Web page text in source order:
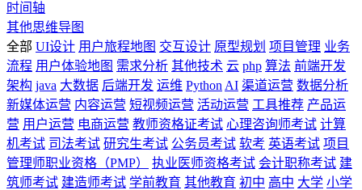
时间轴
其他思维导图
全部 UI设计 用户旅程地图 交互设计 原型规划 项目管理 业务
流程 用户体验地图 需求分析 其他技术 云 php 算法 前端开发
架构 java 大数据 后端开发 运维 Python AI 渠道运营 数据分析
新媒体运营 内容运营 短视频运营 活动运营 工具推荐 产品运
营 用户运营 电商运营 教师资格证考试 心理咨询师考试 计算
机考试 司法考试 研究生考试 公务员考试 软考 英语考试 项目
管理师职业资格（PMP）
执业医师资格考试 会计职称考试 建
筑师考试 建造师考试 学前教育 其他教育 初中 高中 大学 小学